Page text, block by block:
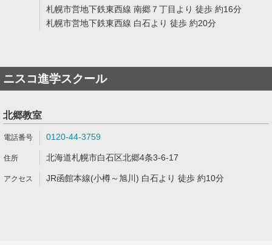
札幌市営地下鉄東西線 南郷７丁目より 徒歩 約16分
札幌市営地下鉄東西線 白石より 徒歩 約20分
ニスコ進学スクール
北郷教室
0120-44-3759
北海道札幌市白石区北郷4条3-6-17
JR函館本線(小樽～旭川) 白石より 徒歩 約10分